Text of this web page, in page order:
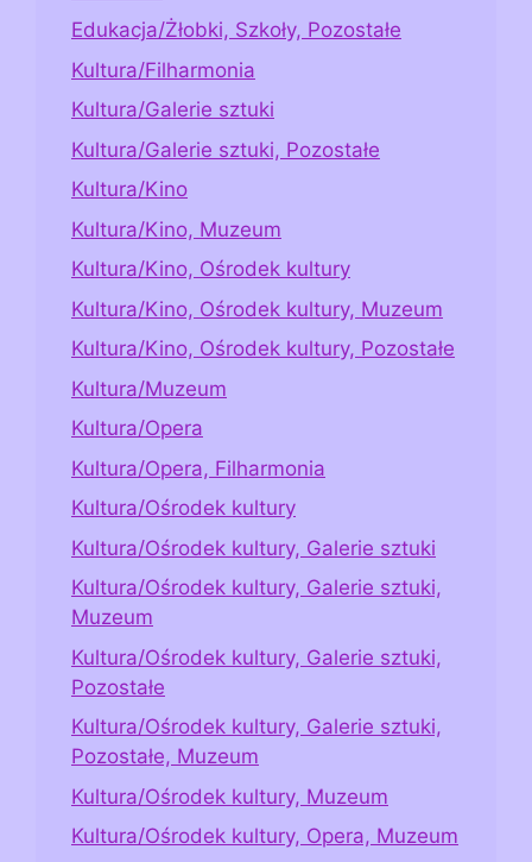
Edukacja/Żłobki, Szkoły, Pozostałe
Kultura/Filharmonia
Kultura/Galerie sztuki
Kultura/Galerie sztuki, Pozostałe
Kultura/Kino
Kultura/Kino, Muzeum
Kultura/Kino, Ośrodek kultury
Kultura/Kino, Ośrodek kultury, Muzeum
Kultura/Kino, Ośrodek kultury, Pozostałe
Kultura/Muzeum
Kultura/Opera
Kultura/Opera, Filharmonia
Kultura/Ośrodek kultury
Kultura/Ośrodek kultury, Galerie sztuki
Kultura/Ośrodek kultury, Galerie sztuki,
Muzeum
Kultura/Ośrodek kultury, Galerie sztuki,
Pozostałe
Kultura/Ośrodek kultury, Galerie sztuki,
Pozostałe, Muzeum
Kultura/Ośrodek kultury, Muzeum
Kultura/Ośrodek kultury, Opera, Muzeum